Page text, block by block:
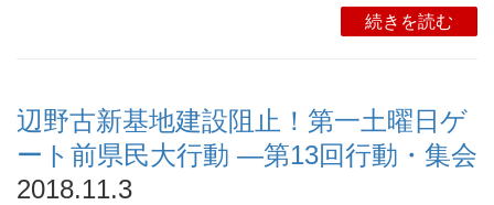
続きを読む
辺野古新基地建設阻止！第一土曜日ゲ
ート前県民大行動 ―第13回行動・集会
2018.11.3